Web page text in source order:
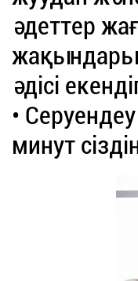
әдеттер
әдісі
•
минут